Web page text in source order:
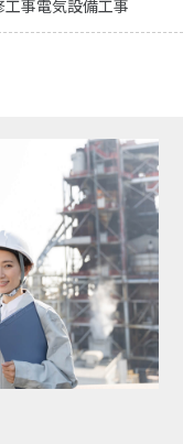
事電気設備工事